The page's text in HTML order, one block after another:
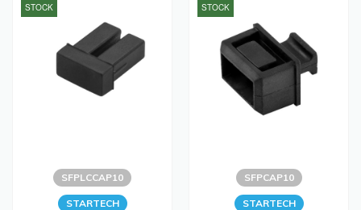
STOCK
SFPLCCAP10
STARTECH
STOCK
SFPCAP10
STARTECH